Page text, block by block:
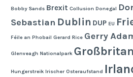
Bobby Sands Brexit Collusion Donegal
Sebastian Dublin DUP EU
Féile an Phobail Gerard Rice Gerry
Glenveagh Nationalpark
Hungerstreik Irischer Osteraufstand